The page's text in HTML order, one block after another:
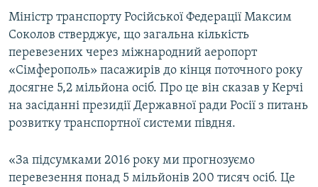
пошуку
ІНТЕРВ'Ю
СПЕЦПРОЕКТИ
ДЕПОРТАЦІЯ
ВІДЕОУРОКИ «ELIFBE»
УКРАЇНСЬКА ПРОБЛЕМА КРИМУ
ЯК ОБІЙТИ БЛОКУВАННЯ
Русский
Qırımtatar
Міністр транспорту Російської Федерації Максим
Соколов стверджує, що загальна кількість
перевезених через міжнародний аеропорт
«Сімферополь» пасажирів до кінця поточного року
досягне 5,2 мільйона осіб. Про це він сказав у Керчі
на засіданні президії Державної ради Росії з питань
розвитку транспортної системи півдня.
«За підсумками 2016 року ми прогнозуємо
перевезення понад 5 мільйонів 200 тисяч осіб. Це